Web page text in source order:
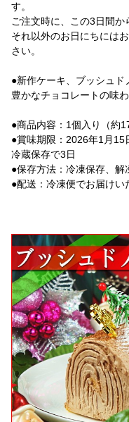
す。
ご注文時に、この3日間か
それ以外のお日にちには
さい。
●新作ケーキ、ブッシュド
豊かなチョコレートの味
●商品内容：1個入り（約
●賞味期限：2026年1月15
冷蔵保存で3日
●保存方法：冷凍保存、解
●配送：冷凍便でお届けい